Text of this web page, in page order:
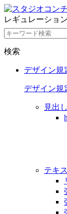
レギュレーショ
検索
デザイン規
デザイン規
見出し
テキ